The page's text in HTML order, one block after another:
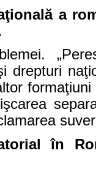
a
drepturi
în